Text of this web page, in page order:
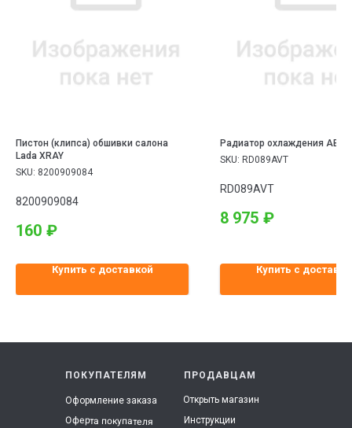
Пистон (клипса) обшивки салона
Lada XRAY
SKU: 8200909084
8200909084
160 ₽
Купить с доставкой
Радиатор охлаждения
SKU: RD089AVT
RD089AVT
8 975 ₽
Купить с
ПРОДАВЦАМ
Инструкции
Открыть магазин
ПОКУПАТЕЛЯМ
Оферта покупателя
Оформление заказа